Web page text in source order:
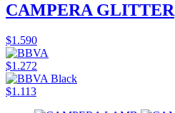
CAMPERA GLITTER
$1.590
$1.272
$1.113